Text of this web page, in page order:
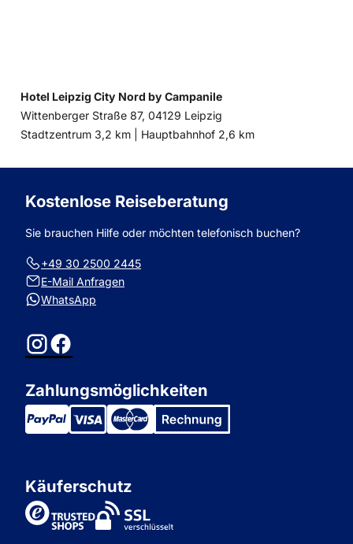
Hotel Leipzig City Nord by Campanile
Wittenberger Straße 87, 04129 Leipzig
Entfernung
Stadtzentrum 3,2 km | Entfernung
Hauptbahnhof 2,6 km
Kostenlose Reiseberatung
Sie brauchen Hilfe oder möchten telefonisch buchen?
+49 30 2500 2445
E-Mail Anfragen
WhatsApp
InstagramFacebook
Zahlungsmöglichkeiten
Käuferschutz
TrustedShops